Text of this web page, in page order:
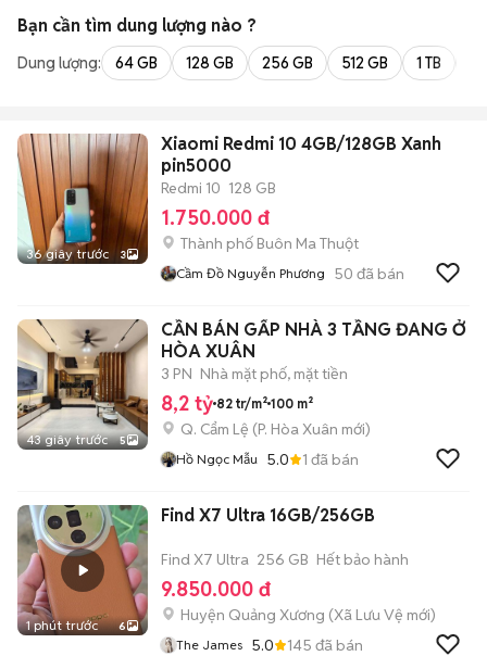
Bạn cần tìm dung lượng nào ?
Dung lượng: 64 GB 128 GB 256 GB 512 GB 1 TB
36 giây trước 3
Xiaomi Redmi 10 4GB/128GB Xanh
pin5000
Redmi 10 128 GB
1.750.000 đ
Thành phố Buôn Ma Thuột
Cầm Đồ Nguyễn Phương 50 đã bán
43 giây trước 5
CẦN BÁN GẤP NHÀ 3 TẦNG ĐANG Ở
HÒA XUÂN
3 PN Nhà mặt phố, mặt tiền
8,2 tỷ 82 tr/m² 100 m²
Q. Cẩm Lệ (P. Hòa Xuân mới)
Hồ Ngọc Mẫu 5.0 1 đã bán
1 phút trước 6
Find X7 Ultra 16GB/256GB
Find X7 Ultra 256 GB Hết bảo hành
9.850.000 đ
Huyện Quảng Xương (Xã Lưu Vệ mới)
The James 5.0 145 đã bán